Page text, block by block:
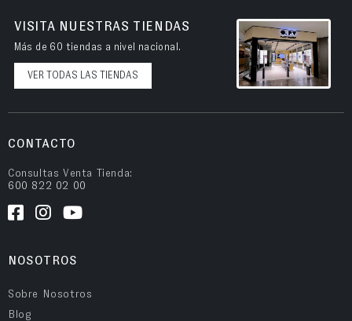
VISITA NUESTRAS TIENDAS
Más de 60 tiendas a nivel nacional.
VER TODAS LAS TIENDAS
CONTACTO
Consultas Venta Tienda:
600 822 02 00
NOSOTROS
Sobre Nosotros
Blog